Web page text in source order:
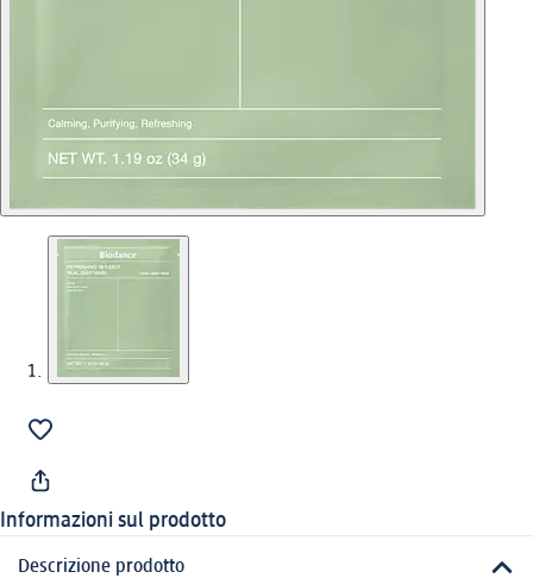
Informazioni sul prodotto
Descrizione prodotto